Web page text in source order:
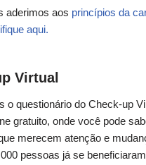
aderimos aos princípios da
aqui.
Virtual
o questionário do Check-up
gratuito, onde você pode
merecem atenção e
pessoas já se